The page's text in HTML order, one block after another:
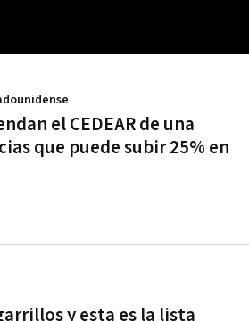
el CEDEAR de una
que puede subir 25% en
y esta es la lista